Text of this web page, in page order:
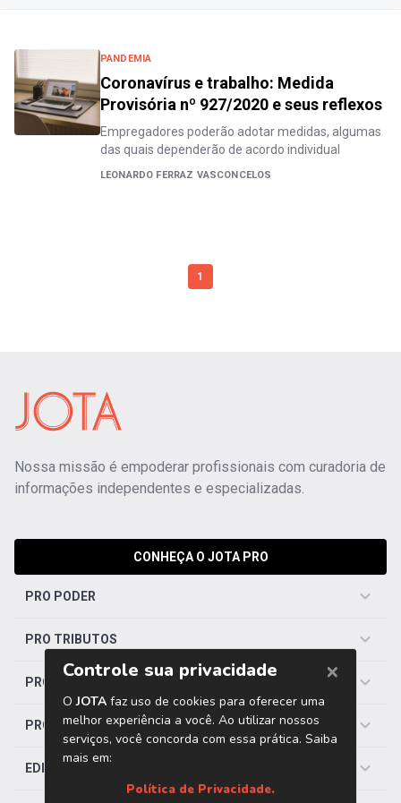
PANDEMIA
Coronavírus e trabalho: Medida
Provisória nº 927/2020 e seus reflexos
Empregadores poderão adotar medidas, algumas
das quais dependerão de acordo individual
LEONARDO FERRAZ VASCONCELOS
1
Nossa missão é empoderar profissionais com curadoria de
informações independentes e especializadas.
CONHEÇA O JOTA PRO
PRO PODER
PRO TRIBUTOS
PRO TRABALHISTA
PRO SAÚDE
EDITORIAS